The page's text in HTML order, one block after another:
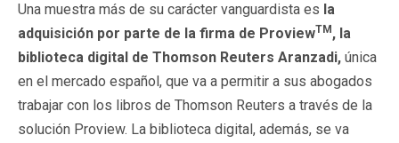
Una muestra más de su carácter vanguardista es la
adquisición por parte de la firma de ProviewTM , la
biblioteca digital de Thomson Reuters Aranzadi, única
en el mercado español, que va a permitir a sus abogados
trabajar con los libros de Thomson Reuters a través de la
solución Proview. La biblioteca digital, además, se va